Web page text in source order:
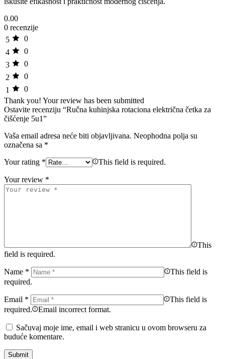
0.00
0 recenzije
5
0
4
0
3
0
2
0
1
0
Thank you! Your review has been submitted
Ostavite recenziju “Ručna kuhinjska rotaciona električna četka za
čišćenje 5u1”
Vaša email adresa neće biti objavljivana. Neophodna polja su
označena sa *
Your rating * This field is required.
Your review *
This
field is required.
Name *
This field is
required.
Email *
This field is
required.
Email incorrect format.
Sačuvaj moje ime, email i web stranicu u ovom browseru za
buduće komentare.